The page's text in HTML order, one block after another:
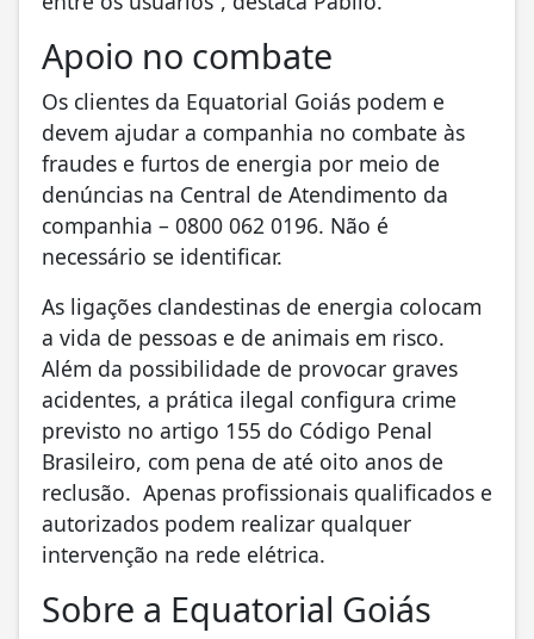
Apoio no combate
Os clientes da Equatorial Goiás podem e
devem ajudar a companhia no combate às
fraudes e furtos de energia por meio de
denúncias na Central de Atendimento da
companhia – 0800 062 0196. Não é
necessário se identificar.
As ligações clandestinas de energia colocam
a vida de pessoas e de animais em risco.
Além da possibilidade de provocar graves
acidentes, a prática ilegal configura crime
previsto no artigo 155 do Código Penal
Brasileiro, com pena de até oito anos de
reclusão. Apenas profissionais qualificados e
autorizados podem realizar qualquer
intervenção na rede elétrica.
Sobre a Equatorial Goiás